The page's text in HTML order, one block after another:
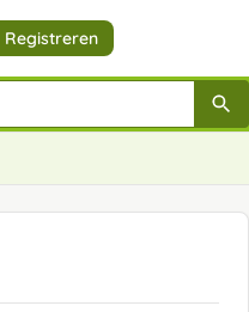
Registreren